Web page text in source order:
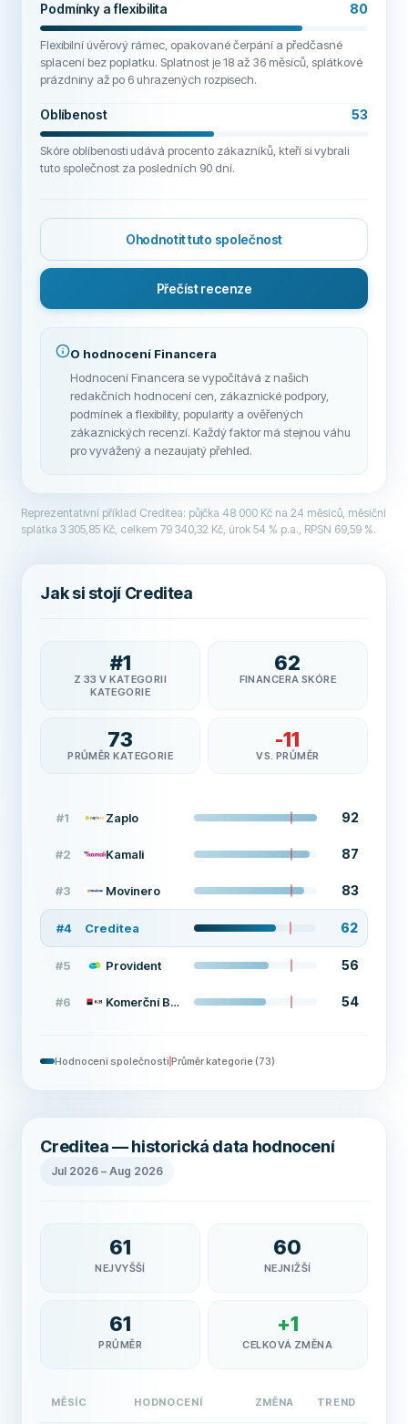
Podmínky a flexibilita 80
Flexibilní úvěrový rámec, opakované čerpání a předčasné
splacení bez poplatku. Splatnost je 18 až 36 měsíců, splátkové
prázdniny až po 6 uhrazených rozpisech.
Oblíbenost 53
Skóre oblíbenosti udává procento zákazníků, kteří si vybrali
tuto společnost za posledních 90 dní.
Ohodnotit tuto společnost
Přečíst recenze
O hodnocení Financera
Hodnocení Financera se vypočítává z našich
redakčních hodnocení cen, zákaznické podpory,
podmínek a flexibility, popularity a ověřených
zákaznických recenzí. Každý faktor má stejnou váhu
pro vyvážený a nezaujatý přehled.
Reprezentativní příklad Creditea: půjčka 48 000 Kč na 24 měsíců, měsíční
splátka 3 305,85 Kč, celkem 79 340,32 Kč, úrok 54 % p.a., RPSN 69,59 %.
Jak si stojí Creditea
#1
Z 33 V KATEGORII
KATEGORIE
62
FINANCERA SKÓRE
73
PRŮMĚR KATEGORIE
-11
VS. PRŮMĚR
#1 Zaplo 92
#2 Kamali 87
#3 Movinero 83
#4 Creditea 62
#5 Provident 56
#6 Komerční Banka 54
Hodnocení společnosti Průměr kategorie(73)
Creditea — historická data hodnocení
Jul 2026 –Aug 2026
61
NEJVYŠŠÍ
60
NEJNIŽŠÍ
61
PRŮMĚR
+1
CELKOVÁ ZMĚNA
MĚSÍC HODNOCENÍ ZMĚNA TREND